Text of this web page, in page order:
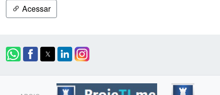
Acessar